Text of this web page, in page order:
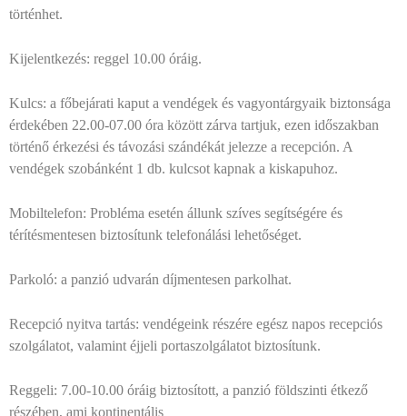
történhet.
Kijelentkezés: reggel 10.00 óráig.
Kulcs: a főbejárati kaput a vendégek és vagyontárgyaik biztonsága
érdekében 22.00-07.00 óra között zárva tartjuk, ezen időszakban
történő érkezési és távozási szándékát jelezze a recepción. A
vendégek szobánként 1 db. kulcsot kapnak a kiskapuhoz.
Mobiltelefon: Probléma esetén állunk szíves segítségére és
térítésmentesen biztosítunk telefonálási lehetőséget.
Parkoló: a panzió udvarán díjmentesen parkolhat.
Recepció nyitva tartás: vendégeink részére egész napos recepciós
szolgálatot, valamint éjjeli portaszolgálatot biztosítunk.
Reggeli: 7.00-10.00 óráig biztosított, a panzió földszinti étkező
részében, ami kontinentális